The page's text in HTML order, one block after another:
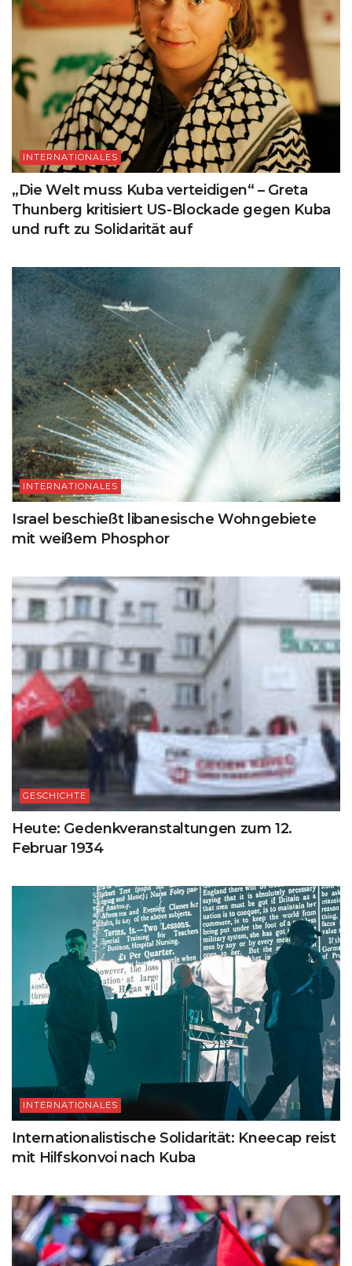
INTERNATIONALES
„Die Welt muss Kuba verteidigen“ – Greta
Thunberg kritisiert US-Blockade gegen Kuba
und ruft zu Solidarität auf
INTERNATIONALES
Israel beschießt libanesische Wohngebiete
mit weißem Phosphor
GESCHICHTE
Heute: Gedenkveranstaltungen zum 12.
Februar 1934
INTERNATIONALES
Internationalistische Solidarität: Kneecap reist
mit Hilfskonvoi nach Kuba